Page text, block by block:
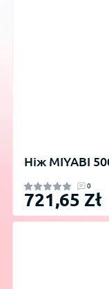
Ніж MIYABI
0
721,65 Zł